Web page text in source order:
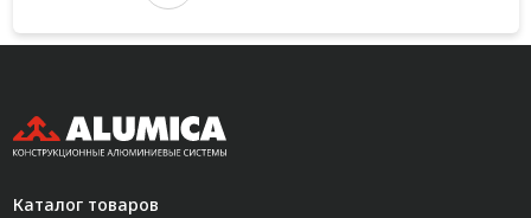
Каталог товаров